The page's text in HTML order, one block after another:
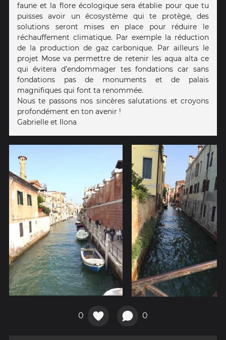
faune et la flore écologique sera établie pour que tu
puisses avoir un écosystème qui te protège, des
solutions seront mises en place pour réduire le
réchauffement climatique. Par exemple la réduction
de la production de gaz carbonique. Par ailleurs le
projet Mose va permettre de retenir les aqua alta ce
qui évitera d’endommager tes fondations car sans
fondations pas de monuments et de palais
magnifiques qui font ta renommée.
Nous te passons nos sincères salutations et croyons
profondément en ton avenir !
Gabrielle et Ilona
0 0